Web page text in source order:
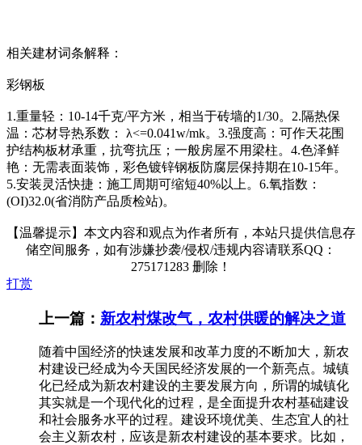
相关建材词条解释：
彩钢板
1.重量轻：10-14千克/平方米，相当于砖墙的1/30。2.隔热保
温：芯材导热系数： λ<=0.041w/mk。3.强度高：可作天花围
护结构板材承重，抗弯抗压；一般房屋不用梁柱。4.色泽鲜
艳：无需表面装饰，彩色镀锌钢板防腐层保持期在10-15年。
5.安装灵活快捷：施工周期可缩短40%以上。6.氧指数：
(OI)32.0(省消防产品质检站)。
【温馨提示】本文内容和观点为作者所有，本站只提供信息存
储空间服务，如有涉嫌抄袭/侵权/违规内容请联系QQ：
275171283 删除！
打赏
上一篇： 新农村煤改气，农村供暖的解决之道
随着中国经济的快速发展和改革力度的不断加大，新农
村建设已经成为今天国民经济发展的一个新亮点。城镇
化已经成为新农村建设的主要发展方向，所谓的城镇化
其实就是一个现代化的过程，是全面提升农村基础建设
和社会服务水平的过程。建设环境优美、生态宜人的社
会主义新农村，应该是新农村建设的基本要求。比如，